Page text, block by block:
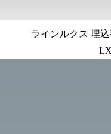
ラインルクス 埋